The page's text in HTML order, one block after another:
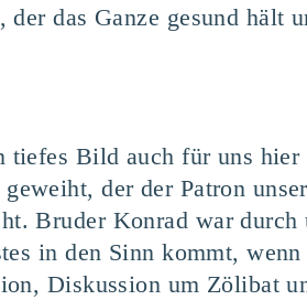
das Ganze gesund hält
Bild auch für uns
der der Patron
Bruder Konrad war
in den Sinn kommt,
Diskussion um Zölibat